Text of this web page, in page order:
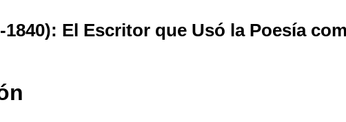
El Escritor que Usó la Poesía